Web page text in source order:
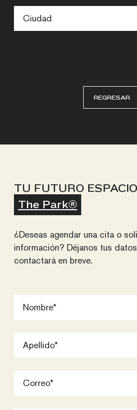
REGRESAR
TU FUTURO
The Park®
¿Deseas agendar una cita o
información? Déjanos tus
contactará en breve.